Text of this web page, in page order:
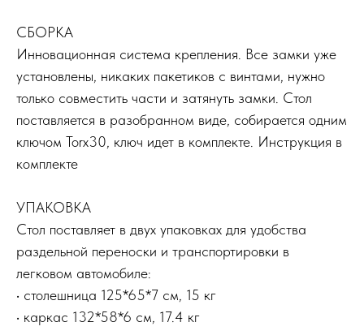
СБОРКА
Инновационная система крепления. Все замки уже
установлены, никаких пакетиков с винтами, нужно
только совместить части и затянуть замки. Стол
поставляется в разобранном виде, собирается одним
ключом Torx30, ключ идет в комплекте. Инструкция в
комплекте
УПАКОВКА
Стол поставляет в двух упаковках для удобства
раздельной переноски и транспортировки в
легковом автомобиле:
• столешница 125*65*7 см, 15 кг
• каркас 132*58*6 см, 17.4 кг